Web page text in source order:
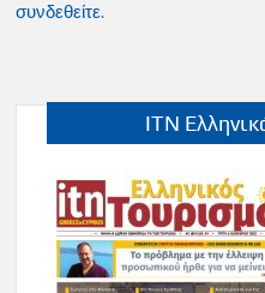
συνδεθείτε.
ITN